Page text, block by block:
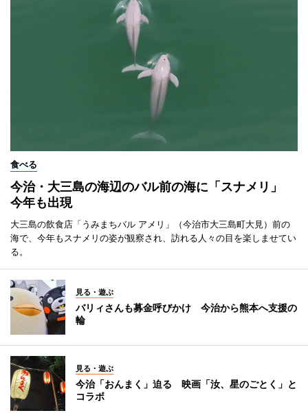
食べる
今治・大三島の海辺のバル前の海に「スナメリ」
今年も出現
大三島の飲食店「うみまちバル アメリ」（今治市大三島町大見）前の
海で、今年もスナメリの姿が観察され、訪れる人々の目を楽しませてい
る。
見る・遊ぶ
バリィさんも募金呼びかけ 今治から熊本へ支援の
輪
見る・遊ぶ
今治「おんまく」迫る 映画「汝、星のごとく」と
コラボ